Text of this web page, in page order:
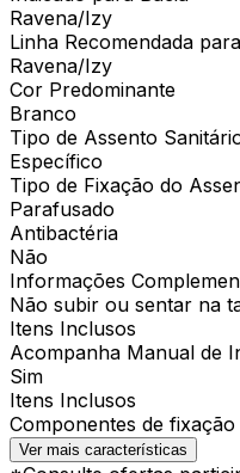
Ravena/Izy
Linha Recomendada
Ravena/Izy
Cor Predominante
Branco
Tipo de Assento
Específico
Tipo de Fixação do
Parafusado
Antibactéria
Não
Informações
Não subir ou sentar na
Itens Inclusos
Acompanha Manual de
Sim
Itens Inclusos
Componentes de fixação
Ver mais características